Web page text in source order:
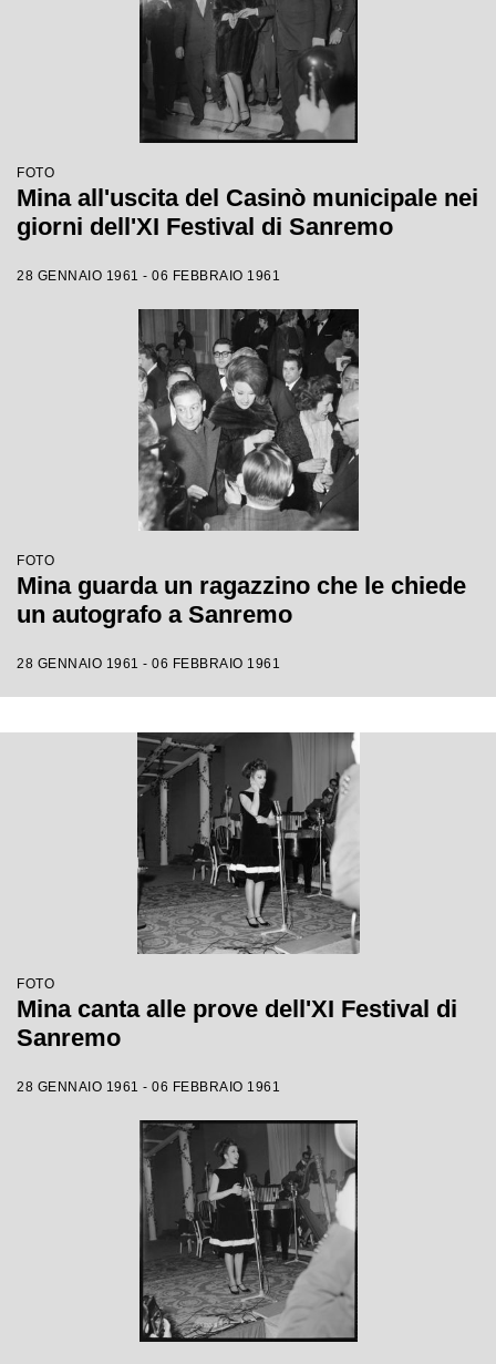
FOTO
Mina all'uscita del Casinò municipale nei
giorni dell'XI Festival di Sanremo
28 GENNAIO 1961 - 06 FEBBRAIO 1961
FOTO
Mina guarda un ragazzino che le chiede
un autografo a Sanremo
28 GENNAIO 1961 - 06 FEBBRAIO 1961
FOTO
Mina canta alle prove dell'XI Festival di
Sanremo
28 GENNAIO 1961 - 06 FEBBRAIO 1961